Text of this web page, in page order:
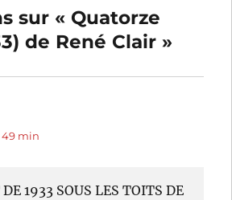
sur « Quatorze
de René Clair »
49 min
1933 SOUS LES TOITS DE